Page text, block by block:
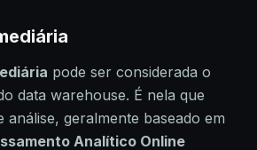
pode ser considerada o
data warehouse. É nela que
geralmente baseado em
Analítico Online